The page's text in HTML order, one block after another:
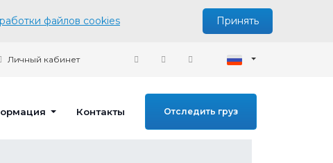
файлов cookies Принять
Личный кабинет
Контакты Отследить груз